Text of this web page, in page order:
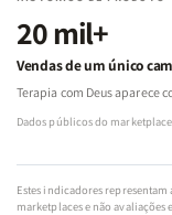
20 mil+
Vendas de um único
Terapia com Deus aparece
Dados públicos do marketplace
Estes indicadores
marketplaces e não avaliações